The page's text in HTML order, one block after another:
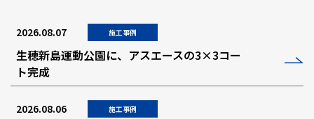
2026.08.07 施工事例
生穂新島運動公園に、アスエースの3×3コー
ト完成
2026.08.06 施工事例